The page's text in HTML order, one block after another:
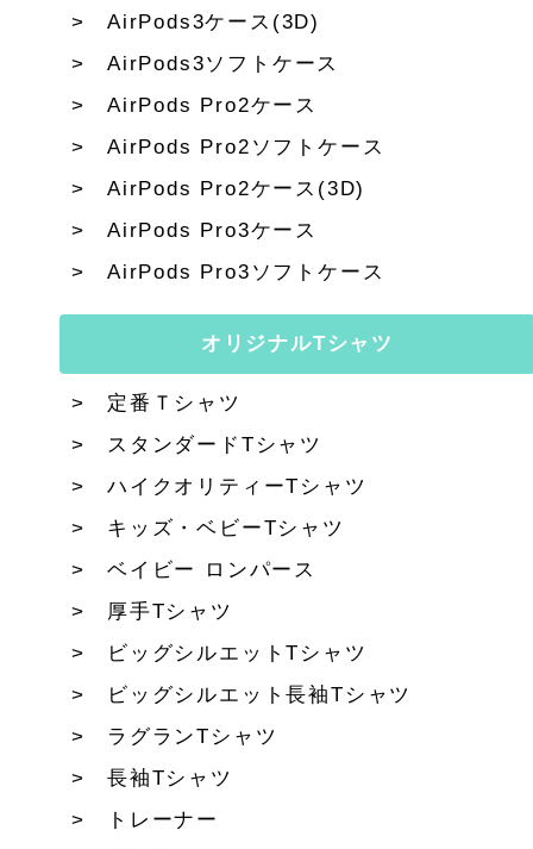
AirPods3ケース(3D)
AirPods3ソフトケース
AirPods Pro2ケース
AirPods Pro2ソフトケース
AirPods Pro2ケース(3D)
AirPods Pro3ケース
AirPods Pro3ソフトケース
オリジナルTシャツ
定番Ｔシャツ
スタンダードTシャツ
ハイクオリティーTシャツ
キッズ・ベビーTシャツ
ベイビー ロンパース
厚手Tシャツ
ビッグシルエットTシャツ
ビッグシルエット長袖Tシャツ
ラグランTシャツ
長袖Tシャツ
トレーナー